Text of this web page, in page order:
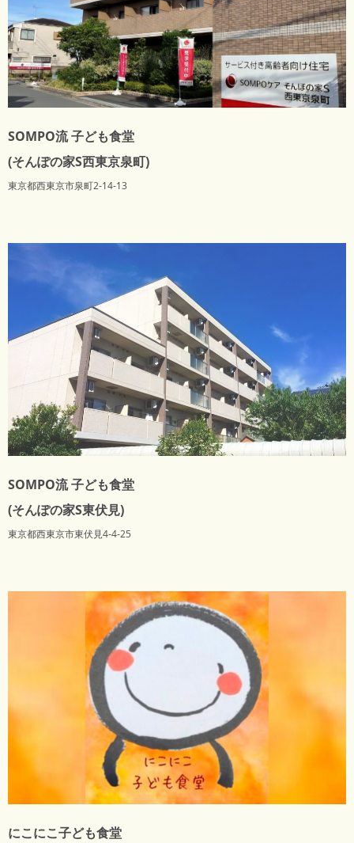
SOMPO流 子ども食堂
(そんぽの家S西東京泉町)
東京都西東京市泉町2-14-13
SOMPO流 子ども食堂
(そんぽの家S東伏見)
東京都西東京市東伏見4-4-25
にこにこ子ども食堂